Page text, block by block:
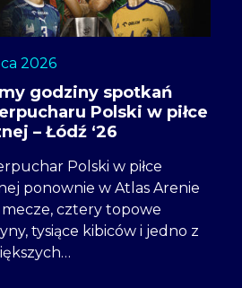
2026
godziny spotkań
Polski w piłce
– Łódź ‘26
Polski w piłce
ponownie w Atlas Arenie
mecze, cztery topowe
tysiące kibiców i jedno z